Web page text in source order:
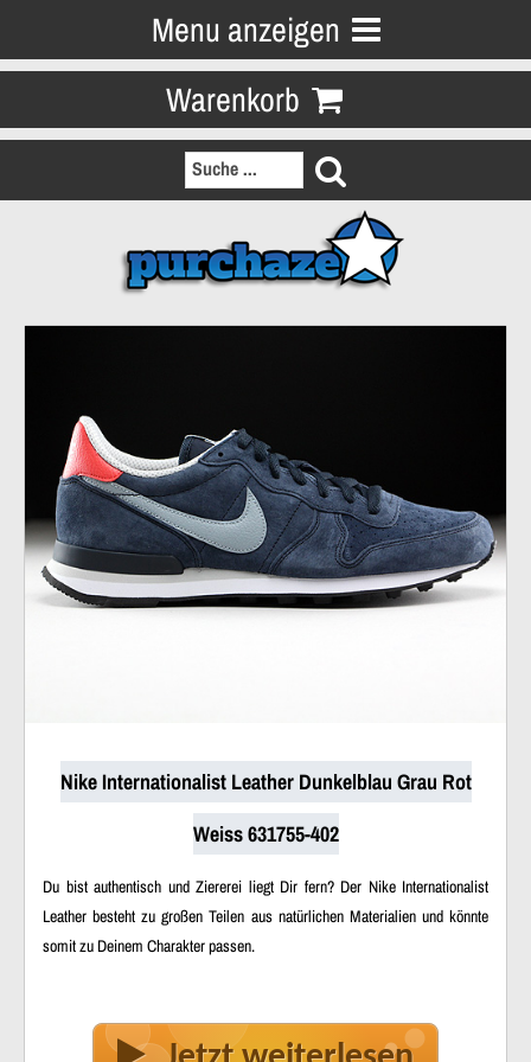
Menu anzeigen
Warenkorb
Nike Internationalist Leather Dunkelblau Grau Rot
Weiss 631755-402
Du bist authentisch und Ziererei liegt Dir fern? Der Nike Internationalist
Leather besteht zu großen Teilen aus natürlichen Materialien und könnte
somit zu Deinem Charakter passen.